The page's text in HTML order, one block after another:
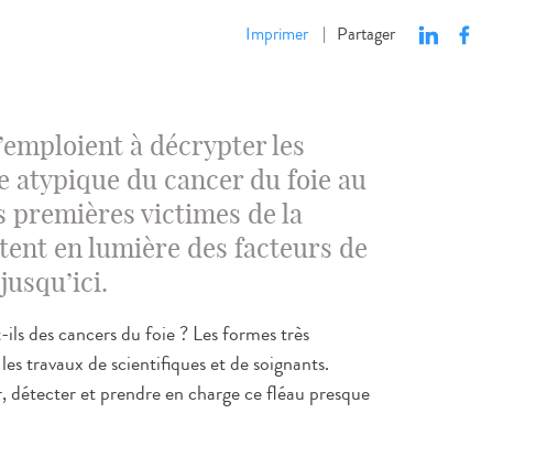
Imprimer | Partager
à décrypter les
atypique du cancer du foie au
premières victimes de la
en lumière des facteurs de
des cancers du foie ? Les formes très
travaux de scientifiques et de soignants.
détecter et prendre en charge ce fléau presque